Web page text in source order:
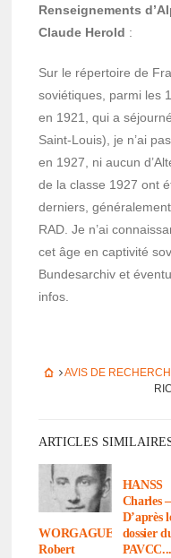
Rensei­gne­ments
Claude Herold :
Sur le réper­toire de
sovié­tiques, parmi les
en 1921, qui a
Saint-Louis), je n’ai
en 1927, ni aucun
de la classe 1927 ont
derniers,
RAD. Je n’ai
cet âge en capti­vité
Bunde­sar­chiv et
infos.
AVIS DE
ARTICLES
WORGAGUE
Robert
HANSS
Charles –
D’après
dossier
PAVCC...